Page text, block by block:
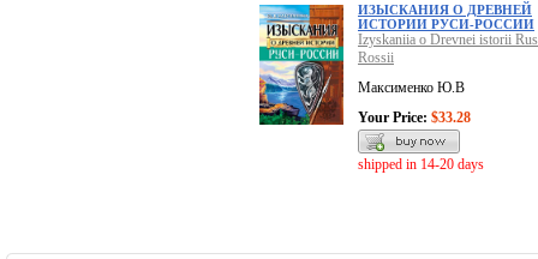
ИЗЫСКАНИЯ О ДРЕВНЕЙ
ИСТОРИИ РУСИ-РОССИИ
Izyskaniia o Drevnei istorii
Rossii
Максименко Ю.В
Your Price: $33.28
shipped in 14-20 days